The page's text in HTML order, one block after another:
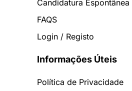
Candidatura Espontânea
FAQS
Login / Registo
Informações Úteis
Política de Privacidade